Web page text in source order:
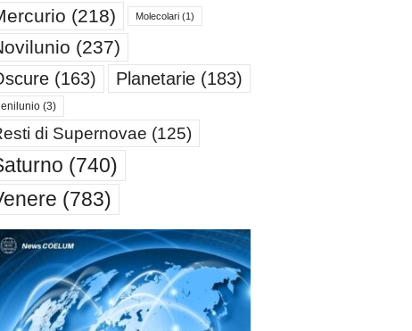
(218) Molecolari(1)
(237)
(163) Planetarie(183)
(3)
di Supernovae (125)
(740)
(783)